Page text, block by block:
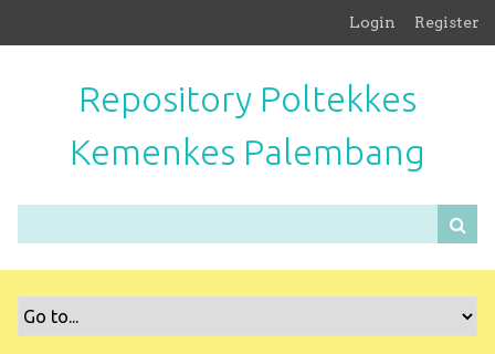
Login Register
Repository Poltekkes
Kemenkes Palembang